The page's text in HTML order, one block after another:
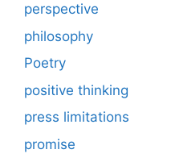
perspective
philosophy
Poetry
positive thinking
press limitations
promise